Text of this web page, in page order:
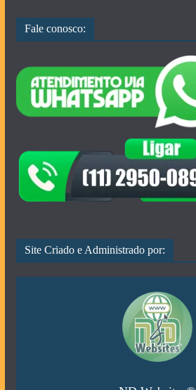
Fale conosco:
Site Criado e Administrado por: